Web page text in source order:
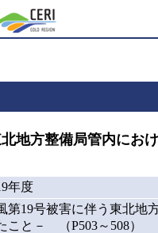
地方整備局管内にお
年度
第19号被害に伴う東北地
こと－ （P503～508）